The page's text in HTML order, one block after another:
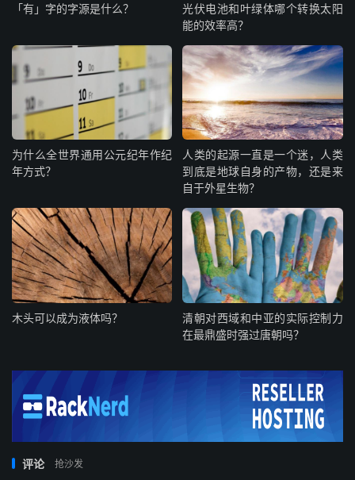
「有」字的字源是什么？
光伏电池和叶绿体哪个转换太阳
能的效率高？
为什么全世界通用公元纪年作纪
年方式？
人类的起源一直是一个迷，人类
到底是地球自身的产物，还是来
自于外星生物？
木头可以成为液体吗？
清朝对西域和中亚的实际控制力
在最鼎盛时强过唐朝吗？
评论 抢沙发